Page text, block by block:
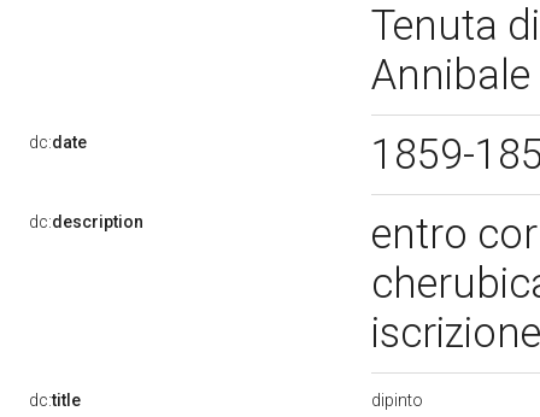
Tenuta
dc:date 1859-
dc:description
entro
dc:title dipinto